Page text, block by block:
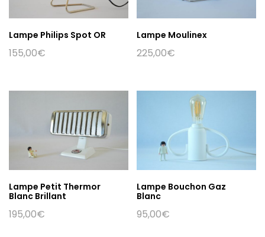
Lampe Philips Spot OR
155,00€
Lampe Moulinex
225,00€
Lampe Petit Thermor
Blanc Brillant
195,00€
Lampe Bouchon Gaz
Blanc
95,00€